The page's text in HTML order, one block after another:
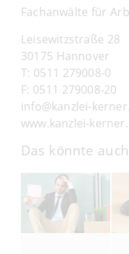
Fachanwälte für
Leisewitzstraße 28
30175 Hannover
T: 0511 279008-0
F: 0511 279008-20
info@kanzlei-
www.kanzlei-
Das könnte